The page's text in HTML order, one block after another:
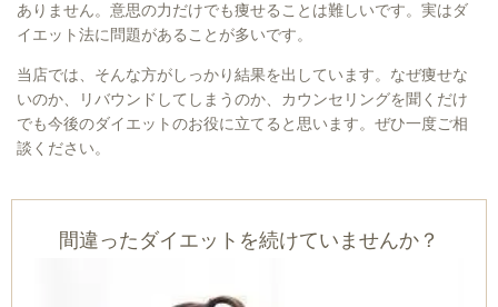
ありません。意思の力だけでも痩せることは難しいです。実はダ
イエット法に問題があることが多いです。
当店では、そんな方がしっかり結果を出しています。なぜ痩せな
いのか、リバウンドしてしまうのか、カウンセリングを聞くだけ
でも今後のダイエットのお役に立てると思います。ぜひ一度ご相
談ください。
間違ったダイエットを続けていませんか？